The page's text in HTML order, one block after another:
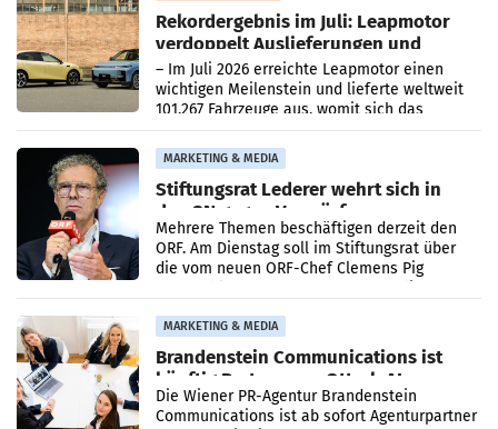
Rekordergebnis im Juli: Leapmotor
verdoppelt Auslieferungen und
überschreitet die 100.000er-Marke
– Im Juli 2026 erreichte Leapmotor einen
wichtigen Meilenstein und lieferte weltweit
101.267 Fahrzeuge aus, womit sich das
Ergebnis gegenüber Juli 2025 mehr als
verdoppelte (+102
MARKETING & MEDIA
Stiftungsrat Lederer wehrt sich in
den SN gegen Vorwürfe
Mehrere Themen beschäftigen derzeit den
ORF. Am Dienstag soll im Stiftungsrat über
die vom neuen ORF-Chef Clemens Pig
MARKETING & MEDIA
Brandenstein Communications ist
künftig Partner von OtterlyAI
Die Wiener PR-Agentur Brandenstein
Communications ist ab sofort Agenturpartner